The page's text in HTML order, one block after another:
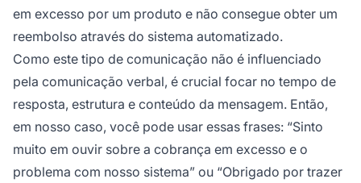
em excesso por um produto e não consegue obter um
reembolso através do sistema automatizado.
Como este tipo de comunicação não é influenciado
pela comunicação verbal, é crucial focar no tempo de
resposta, estrutura e conteúdo da mensagem. Então,
em nosso caso, você pode usar essas frases: “Sinto
muito em ouvir sobre a cobrança em excesso e o
problema com nosso sistema” ou “Obrigado por trazer